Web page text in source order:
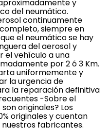
y
del neumático.
continuamente
siempre en
el neumático se hay
del aerosol y
el vehículo a una
por 2 ó 3 Km.
uniformemente y
la urgencia de
la reparación definitiva
-Sobre el
originales? Los
originales y cuentan
fabricantes.